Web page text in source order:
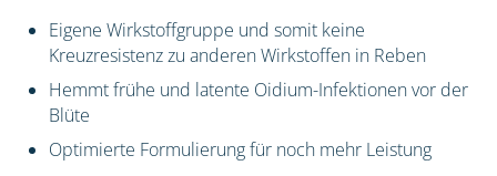
Eigene Wirkstoffgruppe und somit keine
Kreuzresistenz zu anderen Wirkstoffen in Reben
Hemmt frühe und latente Oidium-Infektionen vor der
Blüte
Optimierte Formulierung für noch mehr Leistung